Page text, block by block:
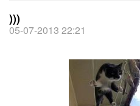
)))
05-07-2013 22:21